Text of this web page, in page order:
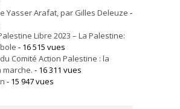
Yasser Arafat, par Gilles Deleuze -
Libre 2023 – La Palestine:
- 16 515 vues
Comité Action Palestine : la
marche. - 16 311 vues
- 15 947 vues